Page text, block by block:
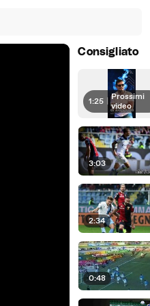
Consigliato
1:25
Prossimi
video
3:03
2:34
0:48